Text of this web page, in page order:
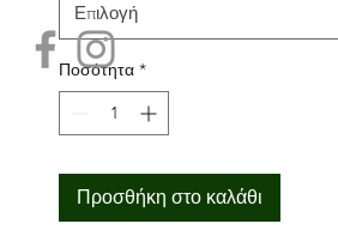
Επιλογή
Ποσότητα *
Προσθήκη στο καλάθι